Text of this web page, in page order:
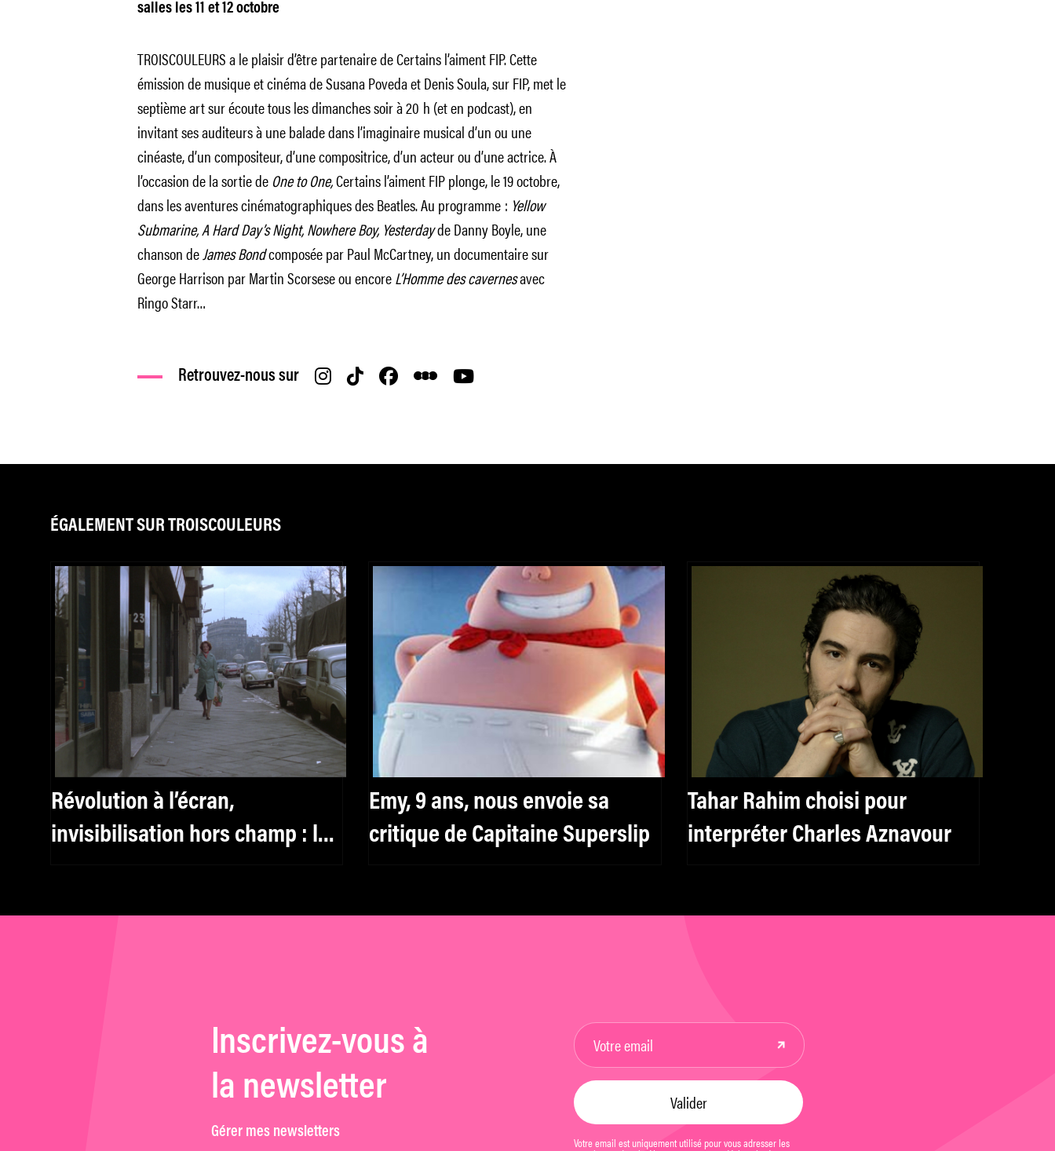
salles les 11 et 12 octobre
TROISCOULEURS a le plaisir d’être partenaire de Certains l’aiment FIP. Cette
émission de musique et cinéma de Susana Poveda et Denis Soula, sur FIP, met le
septième art sur écoute tous les dimanches soir à 20 h (et en podcast), en
invitant ses auditeurs à une balade dans l’imaginaire musical d’un ou une
cinéaste, d’un compositeur, d’une compositrice, d’un acteur ou d’une actrice. À
l’occasion de la sortie de One to One,Certains l’aiment FIP plonge, le 19 octobre,
dans les aventures cinématographiques des Beatles. Au programme : Yellow
Submarine,A Hard Day’s Night,Nowhere Boy, Yesterdayde Danny Boyle, une
chanson deJames Bondcomposée par Paul McCartney, un documentaire sur
George Harrison par Martin Scorsese ou encoreL’Homme des cavernesavec
Ringo Starr…
Retrouvez-nous sur
ÉGALEMENT SUR TROISCOULEURS
Révolution à l’écran,
invisibilisation hors champ : le
Emy, 9 ans, nous envoie sa
critique de Capitaine Superslip
Tahar Rahim choisi pour
interpréter Charles Aznavour
Inscrivez-vous à
la newsletter
Gérer mes newsletters
Votre email est uniquement utilisé pour vous adresser les